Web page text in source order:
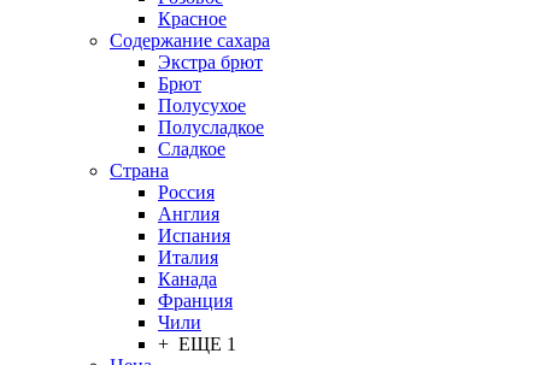
Красное
Содержание сахара
Экстра брют
Брют
Полусухое
Полусладкое
Сладкое
Страна
Россия
Англия
Испания
Италия
Канада
Франция
Чили
+ ЕЩЕ 1